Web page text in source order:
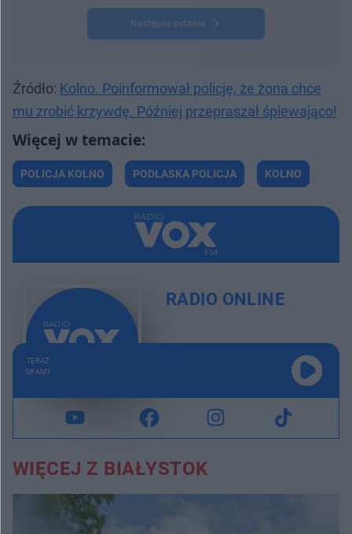
Następne pytanie
Źródło: Kolno. Poinformował policję, że żona chce
mu zrobić krzywdę. Później przepraszał śpiewająco!
POLICJA KOLNO PODLASKA POLICJA KOLNO
RADIO ONLINE
TERAZ
GRAMY
WIĘCEJ Z BIAŁYSTOK